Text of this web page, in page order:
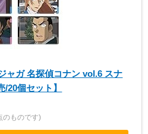
ャガ 名探偵コナン vol.6 スナ
20個セット】
のものです)